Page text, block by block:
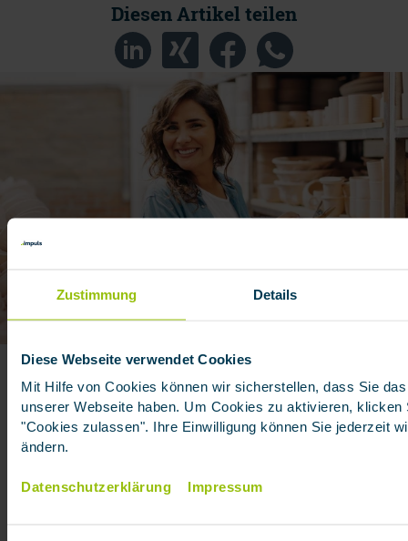
Zustimmung Details
Diese Webseite verwendet Cookies
Mit Hilfe von Cookies können wir sicherstellen, dass Sie
unserer Webseite haben. Um Cookies zu aktivieren, klicken
"Cookies zulassen". Ihre Einwilligung können Sie jederzeit
ändern.
Datenschutzerklärung Impressum
Diesen Artikel teilen
SO IST IHR BETRIEBLICHES INVENTAR SICHER
Inhaltsversicherung
Schützen Sie sich vor unvorhergesehenen Schäden.
Sichern Sie ihre gesamte technische Ausstattung mit
Maschinen bis hin zu der kompletten